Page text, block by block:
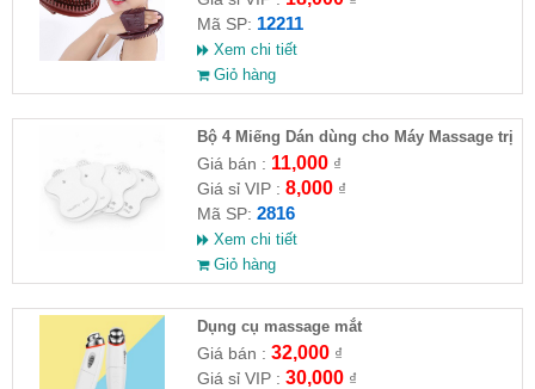
Mã SP: 12211
Xem chi tiết
Giỏ hàng
Bộ 4 Miếng Dán dùng cho Máy Massage trị
liệu
Giá bán : 11,000₫
Giá sỉ VIP : 8,000₫
Mã SP: 2816
Xem chi tiết
Giỏ hàng
Dụng cụ massage mắt
Giá bán : 32,000₫
Giá sỉ VIP : 30,000₫